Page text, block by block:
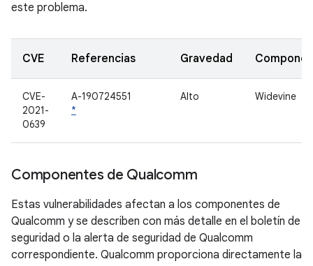
este problema.
CVE Referencias Gravedad
CVE-
2021-
0639
A-190724551
*
Alto Widevine
Componentes de Qualcomm
Estas vulnerabilidades afectan a los componentes de
Qualcomm y se describen con más detalle en el boletín de
seguridad o la alerta de seguridad de Qualcomm
correspondiente. Qualcomm proporciona directamente la